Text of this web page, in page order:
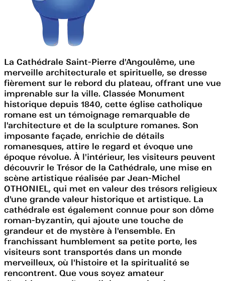
La Cathédrale Saint-Pierre d'Angoulême, une
merveille architecturale et spirituelle, se dresse
fièrement sur le rebord du plateau, offrant une vue
imprenable sur la ville. Classée Monument
historique depuis 1840, cette église catholique
romane est un témoignage remarquable de
l'architecture et de la sculpture romanes. Son
imposante façade, enrichie de détails
romanesques, attire le regard et évoque une
époque révolue. À l'intérieur, les visiteurs peuvent
découvrir le Trésor de la Cathédrale, une mise en
scène artistique réalisée par Jean-Michel
OTHONIEL, qui met en valeur des trésors religieux
d'une grande valeur historique et artistique. La
cathédrale est également connue pour son dôme
roman-byzantin, qui ajoute une touche de
grandeur et de mystère à l'ensemble. En
franchissant humblement sa petite porte, les
visiteurs sont transportés dans un monde
merveilleux, où l'histoire et la spiritualité se
rencontrent. Que vous soyez amateur